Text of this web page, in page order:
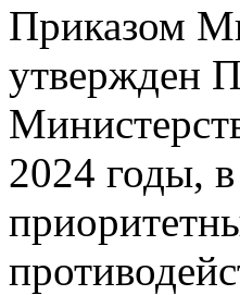
Приказом
утвержден
2024 годы,